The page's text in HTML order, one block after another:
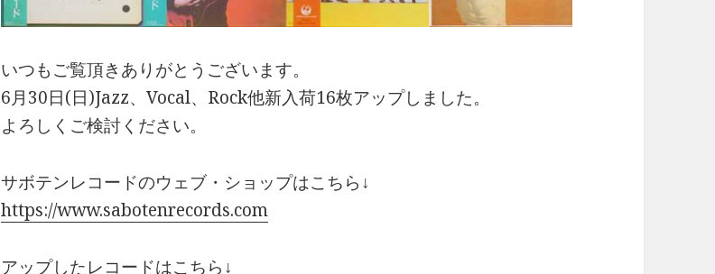
いつもご覧頂きありがとうございます。
6月30日(日)Jazz、Vocal、Rock他新入荷16枚アップしました。
よろしくご検討ください。
サボテンレコードのウェブ・ショップはこちら↓
https://www.sabotenrecords.com
アップしたレコードはこちら↓